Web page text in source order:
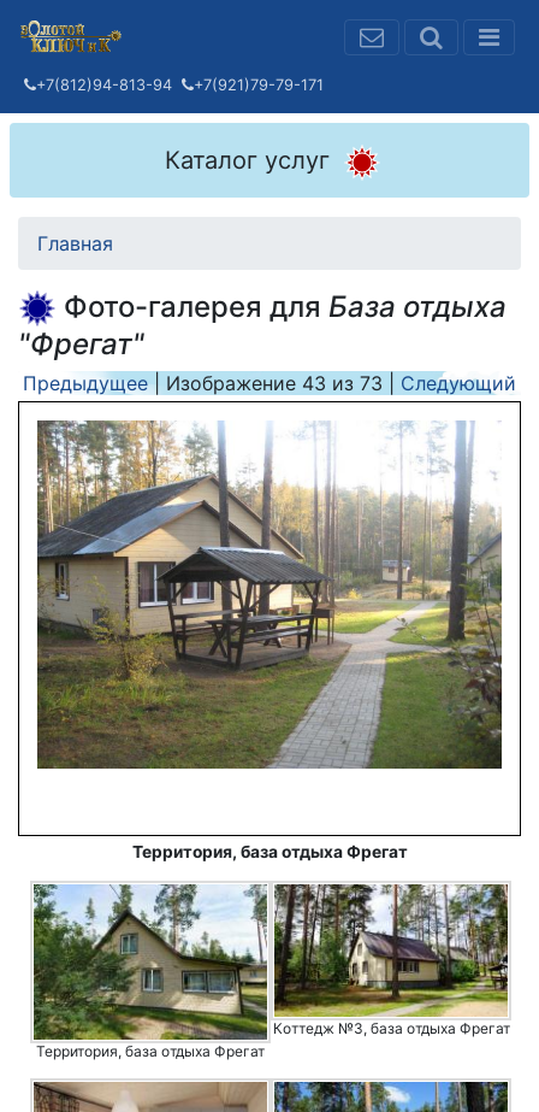
+7(812)94-813-94 +7(921)79-79-171
Каталог услуг
Главная
Фото-галерея для База отдыха
"Фрегат"
Предыдущее| Изображение 43 из 73 Следующий
Территория, база отдыха Фрегат
Территория, база отдыха Фрегат
Коттедж №3, база отдыха Фрегат